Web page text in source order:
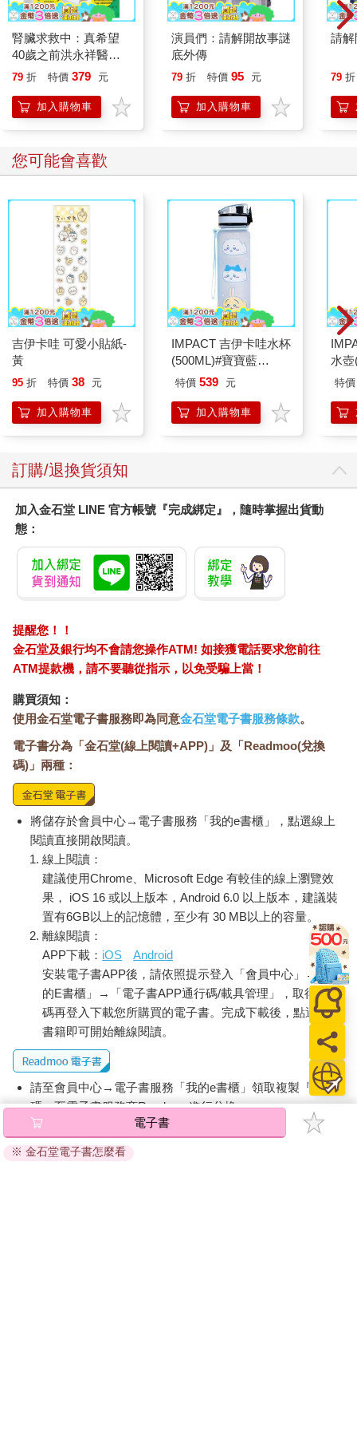
腎臟求救中：真希望
40歲之前洪永祥醫師
就告訴我這些事
79 折 特價 379 元
加入購物車
演員們：請解開故事謎
底外傳
79 折 特價 95 元
加入購物車
請解
79 折
您可能會喜歡
吉伊卡哇 可愛小貼紙-
黃
95 折 特價 38 元
加入購物車
IMPACT 吉伊卡哇水杯
(500ML)#寶寶藍
IMCHB01LB
特價 539 元
加入購物車
水
特價
訂購/退換貨須知
加入金石堂 LINE 官方帳號『完成綁定』，隨時掌握出貨動
態：
提醒您！！
金石堂及銀行均不會請您操作ATM! 如接獲電話要求您前往
ATM提款機，請不要聽從指示，以免受騙上當！
購買須知：
使用金石堂電子書服務即為同意金石堂電子書服務條款。
電子書分為「金石堂(線上閱讀+APP)」及「Readmoo(兌換
碼)」兩種：
將儲存於會員中心→電子書服務「我的e書櫃」，點選線上
閱讀直接開啟閱讀。
線上閱讀：
建議使用Chrome、Microsoft Edge 有較佳的線上瀏覽效
果， iOS 16 或以上版本，Android 6.0 以上版本，建議裝
置有6GB以上的記憶體，至少有 30 MB以上的容量。
離線閱讀：
APP下載： iOS
Android
安裝電子書APP後，請依照提示登入「會員中心」→「我
的E書櫃」→「電子書APP通行碼/載具管理」，取得通行
碼再登入下載您所購買的電子書。完成下載後，點選任一
書籍即可開始離線閱讀。
請至會員中心→電子書服務「我的e書櫃」領取複製『兌換
碼』至電子書服務商Readmoo進行兌換。
退換貨須知：
因版權保護，您在金石堂所購買的電子書僅能以金石堂專屬
電子書
※ 金石堂電子書怎麼看